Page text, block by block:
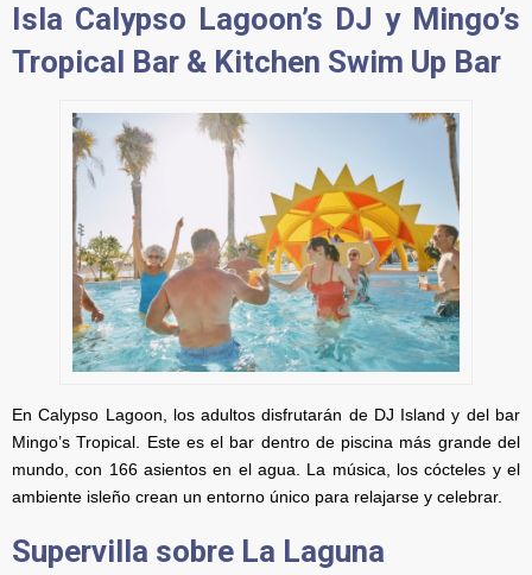
Isla Calypso Lagoon’s DJ y Mingo’s
Tropical Bar & Kitchen Swim Up Bar
En Calypso Lagoon, los adultos disfrutarán de DJ Island y del bar
Mingo’s Tropical. Este es el bar dentro de piscina más grande del
mundo, con 166 asientos en el agua. La música, los cócteles y el
ambiente isleño crean un entorno único para relajarse y celebrar.
Supervilla sobre La Laguna